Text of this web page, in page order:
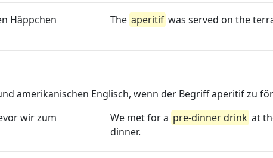
Häppchen
The aperitif was served on the
amerikanischen Englisch, wenn der Begriff aperitif zu
wir zum
We met for a pre-dinner drink at
dinner.